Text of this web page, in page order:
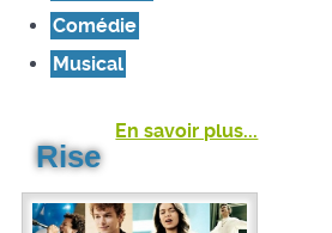
Comédie
Musical
En savoir plus...
Rise